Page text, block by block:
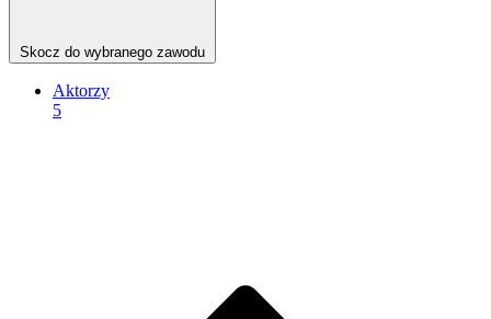
Skocz do wybranego zawodu
Aktorzy
5